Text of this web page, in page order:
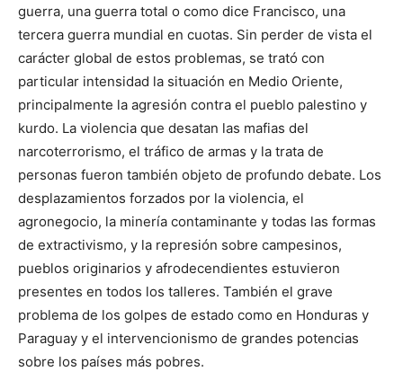
guerra, una guerra total o como dice Francisco, una
tercera guerra mundial en cuotas. Sin perder de vista el
carácter global de estos problemas, se trató con
particular intensidad la situación en Medio Oriente,
principalmente la agresión contra el pueblo palestino y
kurdo. La violencia que desatan las mafias del
narcoterrorismo, el tráfico de armas y la trata de
personas fueron también objeto de profundo debate. Los
desplazamientos forzados por la violencia, el
agronegocio, la minería contaminante y todas las formas
de extractivismo, y la represión sobre campesinos,
pueblos originarios y afrodecendientes estuvieron
presentes en todos los talleres. También el grave
problema de los golpes de estado como en Honduras y
Paraguay y el intervencionismo de grandes potencias
sobre los países más pobres.